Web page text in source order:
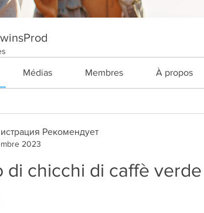
Médias Membres À propos
Рекомендует
2023
di chicchi di caffè